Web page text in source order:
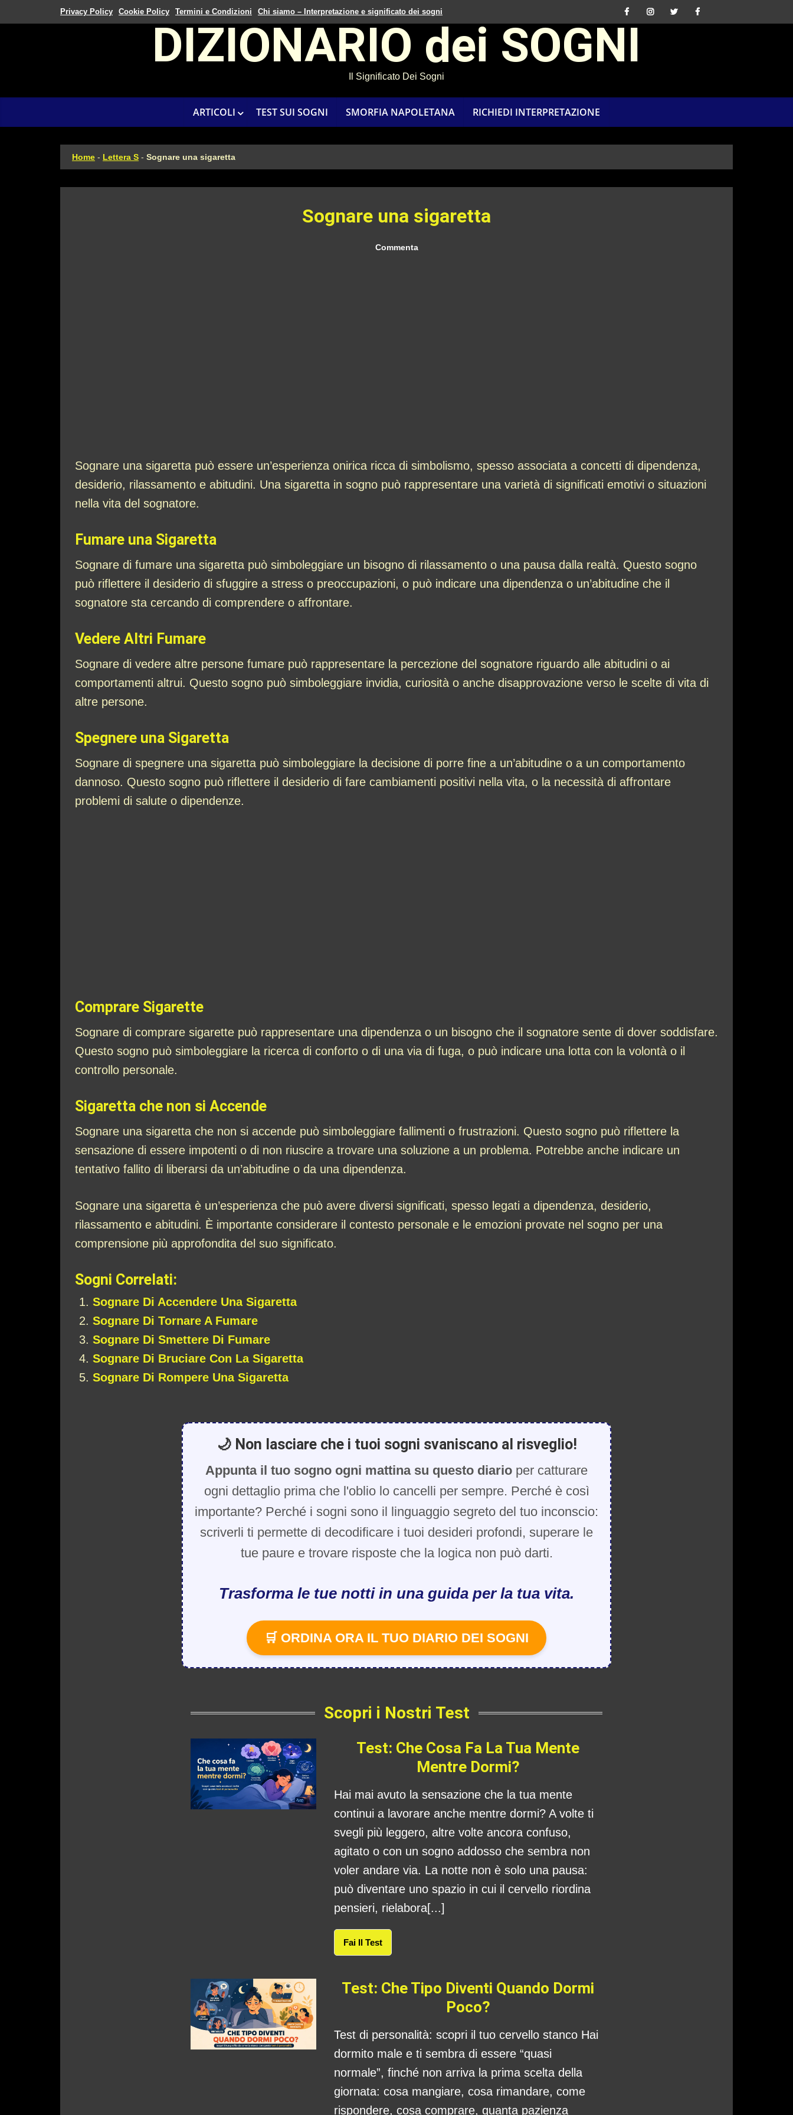
Privacy Policy Cookie Policy Termini e Condizioni Chi siamo – Interpretazione e significato dei sogni
DIZIONARIO dei SOGNI
Il Significato Dei Sogni
ARTICOLI TEST SUI SOGNI SMORFIA NAPOLETANA RICHIEDI INTERPRETAZIONE
Home - Lettera S - Sognare una sigaretta
Sognare una sigaretta
Commenta
Sognare una sigaretta può essere un’esperienza onirica ricca di simbolismo, spesso associata a concetti di dipendenza,
desiderio, rilassamento e abitudini. Una sigaretta in sogno può rappresentare una varietà di significati emotivi o situazioni
nella vita del sognatore.
Fumare una Sigaretta
Sognare di fumare una sigaretta può simboleggiare un bisogno di rilassamento o una pausa dalla realtà. Questo sogno
può riflettere il desiderio di sfuggire a stress o preoccupazioni, o può indicare una dipendenza o un’abitudine che il
sognatore sta cercando di comprendere o affrontare.
Vedere Altri Fumare
Sognare di vedere altre persone fumare può rappresentare la percezione del sognatore riguardo alle abitudini o ai
comportamenti altrui. Questo sogno può simboleggiare invidia, curiosità o anche disapprovazione verso le scelte di vita di
altre persone.
Spegnere una Sigaretta
Sognare di spegnere una sigaretta può simboleggiare la decisione di porre fine a un’abitudine o a un comportamento
dannoso. Questo sogno può riflettere il desiderio di fare cambiamenti positivi nella vita, o la necessità di affrontare
problemi di salute o dipendenze.
Comprare Sigarette
Sognare di comprare sigarette può rappresentare una dipendenza o un bisogno che il sognatore sente di dover soddisfare.
Questo sogno può simboleggiare la ricerca di conforto o di una via di fuga, o può indicare una lotta con la volontà o il
controllo personale.
Sigaretta che non si Accende
Sognare una sigaretta che non si accende può simboleggiare fallimenti o frustrazioni. Questo sogno può riflettere la
sensazione di essere impotenti o di non riuscire a trovare una soluzione a un problema. Potrebbe anche indicare un
tentativo fallito di liberarsi da un’abitudine o da una dipendenza.
Sognare una sigaretta è un’esperienza che può avere diversi significati, spesso legati a dipendenza, desiderio,
rilassamento e abitudini. È importante considerare il contesto personale e le emozioni provate nel sogno per una
comprensione più approfondita del suo significato.
Sogni Correlati:
Sognare Di Accendere Una Sigaretta
Sognare Di Tornare A Fumare
Sognare Di Smettere Di Fumare
Sognare Di Bruciare Con La Sigaretta
Sognare Di Rompere Una Sigaretta
🌙 Non lasciare che i tuoi sogni svaniscano al risveglio!
Appunta il tuo sogno ogni mattina su questo diario per catturare
ogni dettaglio prima che l'oblio lo cancelli per sempre. Perché è così
importante? Perché i sogni sono il linguaggio segreto del tuo inconscio:
scriverli ti permette di decodificare i tuoi desideri profondi, superare le
tue paure e trovare risposte che la logica non può darti.
Trasforma le tue notti in una guida per la tua vita.
🛒 ORDINA ORA IL TUO DIARIO DEI SOGNI
Scopri i Nostri Test
Test: Che Cosa Fa La Tua Mente
Mentre Dormi?
Hai mai avuto la sensazione che la tua mente
continui a lavorare anche mentre dormi? A volte ti
svegli più leggero, altre volte ancora confuso,
agitato o con un sogno addosso che sembra non
voler andare via. La notte non è solo una pausa:
può diventare uno spazio in cui il cervello riordina
pensieri, rielabora[...]
Fai Il Test
Test: Che Tipo Diventi Quando Dormi
Poco?
Test di personalità: scopri il tuo cervello stanco Hai
dormito male e ti sembra di essere “quasi
normale”, finché non arriva la prima scelta della
giornata: cosa mangiare, cosa rimandare, come
rispondere, cosa comprare, quanta pazienza